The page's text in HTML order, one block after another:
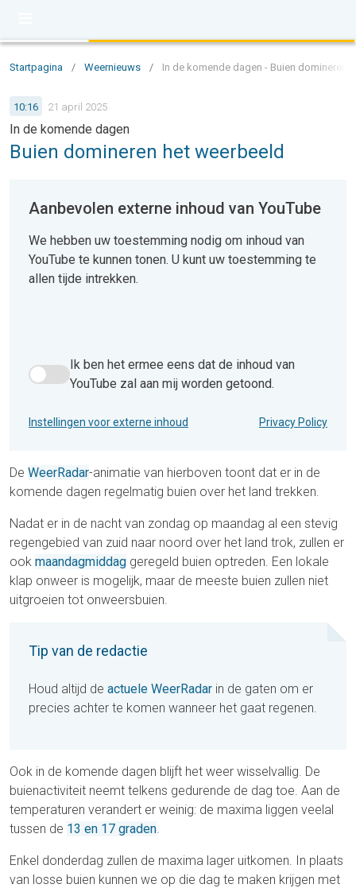
Startpagina / Weernieuws / In de komende dagen - Buien domineren
10:16 21 april 2025
In de komende dagen
Buien domineren het weerbeeld
Aanbevolen externe inhoud van YouTube
We hebben uw toestemming nodig om inhoud van
YouTube te kunnen tonen. U kunt uw toestemming te
allen tijde intrekken.
Ik ben het ermee eens dat de inhoud van YouTube zal aan
Ik ben het ermee eens dat de inhoud van
YouTube zal aan mij worden getoond.
Instellingen voor externe inhoud Privacy Policy
De WeerRadar-animatie van hierboven toont dat er in de
komende dagen regelmatig buien over het land trekken.
Nadat er in de nacht van zondag op maandag al een stevig
regengebied van zuid naar noord over het land trok, zullen er
ook maandagmiddag geregeld buien optreden. Een lokale
klap onweer is mogelijk, maar de meeste buien zullen niet
uitgroeien tot onweersbuien.
Tip van de redactie
Houd altijd de actuele WeerRadar in de gaten om er
precies achter te komen wanneer het gaat regenen.
Ook in de komende dagen blijft het weer wisselvallig. De
buienactiviteit neemt telkens gedurende de dag toe. Aan de
temperaturen verandert er weinig: de maxima liggen veelal
tussen de 13 en 17 graden.
Enkel donderdag zullen de maxima lager uitkomen. In plaats
van losse buien kunnen we op die dag te maken krijgen met